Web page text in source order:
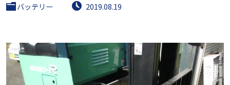
バッテリー
2019.08.19